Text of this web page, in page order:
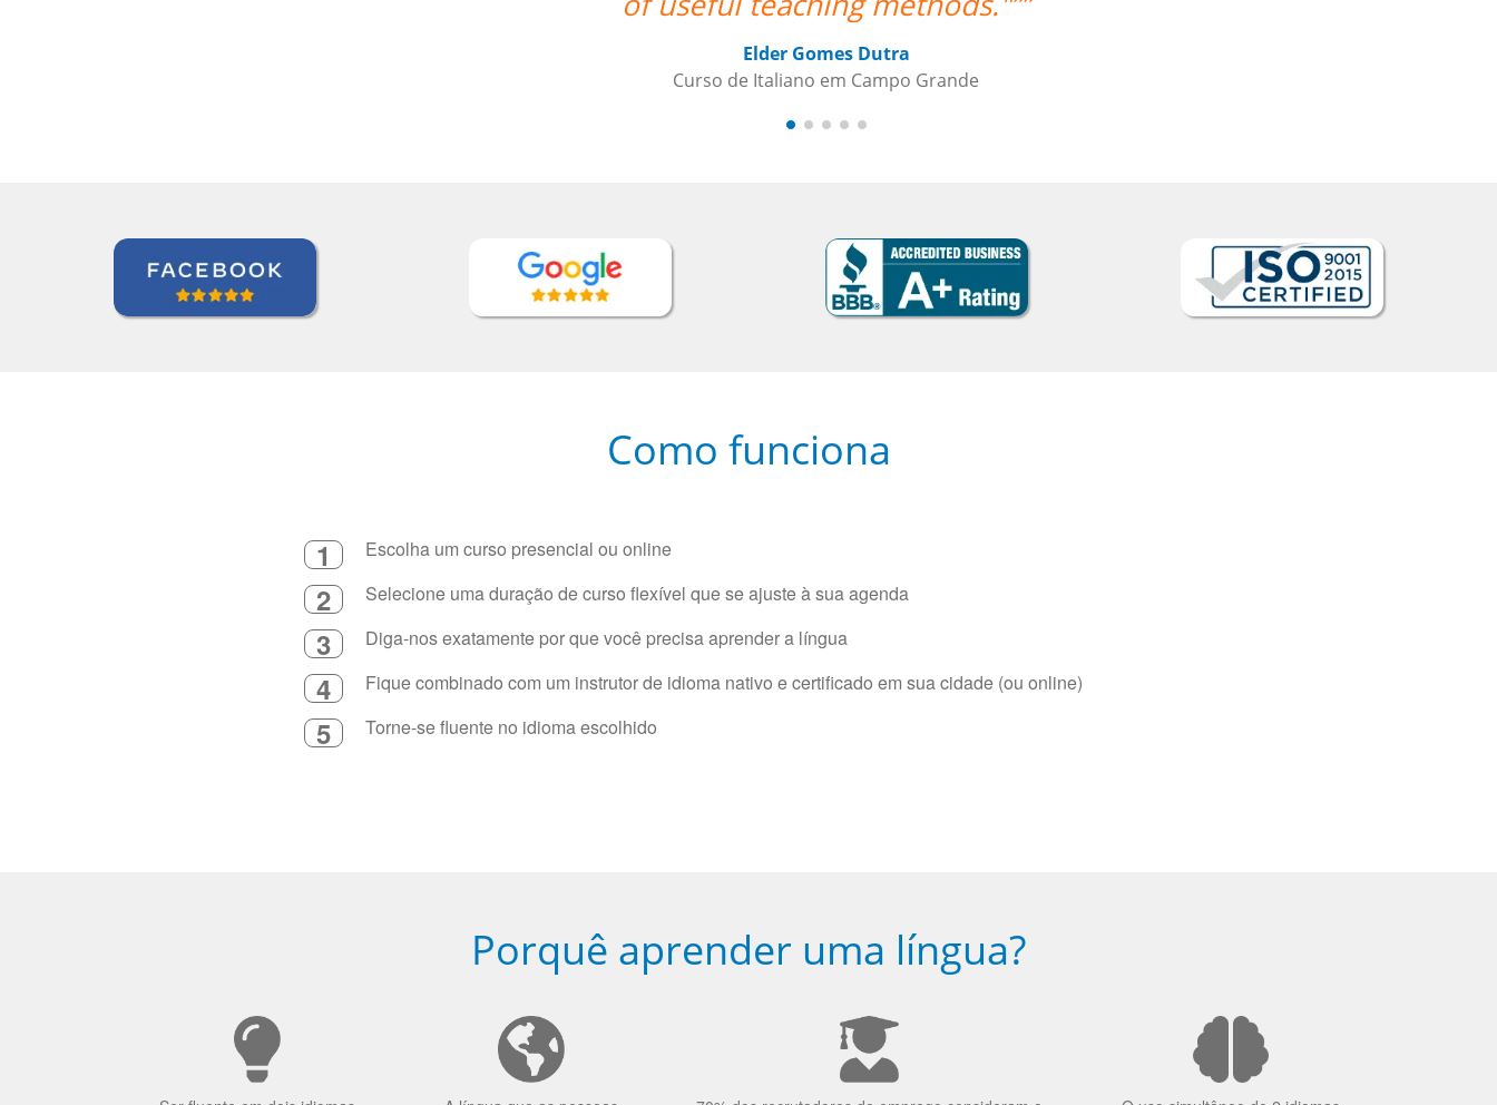
Elder Gomes Dutra
Curso de Italiano em Campo Grande
Como funciona
1 Escolha um curso presencial ou online
2 Selecione uma duração de curso flexível que se ajuste à sua agenda
3 Diga-nos exatamente por que você precisa aprender a língua
4 Fique combinado com um instrutor de idioma nativo e certificado em sua cidade (ou online)
5 Torne-se fluente no idioma escolhido
Porquê aprender uma língua?